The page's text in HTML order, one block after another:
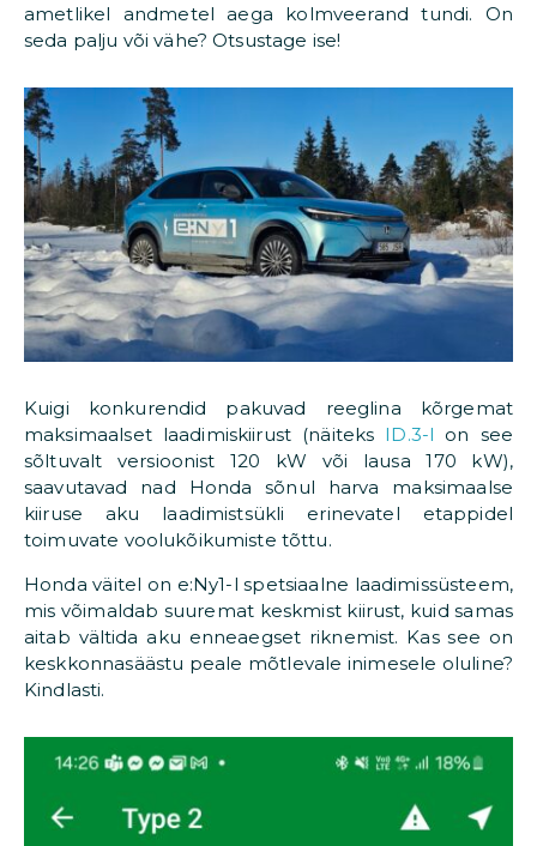
ametlikel andmetel aega kolmveerand tundi. On
seda palju või vähe? Otsustage ise!
Kuigi konkurendid pakuvad reeglina kõrgemat
maksimaalset laadimiskiirust (näiteks ID.3-l on see
sõltuvalt versioonist 120 kW või lausa 170 kW),
saavutavad nad Honda sõnul harva maksimaalse
kiiruse aku laadimistsükli erinevatel etappidel
toimuvate voolukõikumiste tõttu.
Honda väitel on e:Ny1-l spetsiaalne laadimissüsteem,
mis võimaldab suuremat keskmist kiirust, kuid samas
aitab vältida aku enneaegset riknemist. Kas see on
keskkonnasäästu peale mõtlevale inimesele oluline?
Kindlasti.